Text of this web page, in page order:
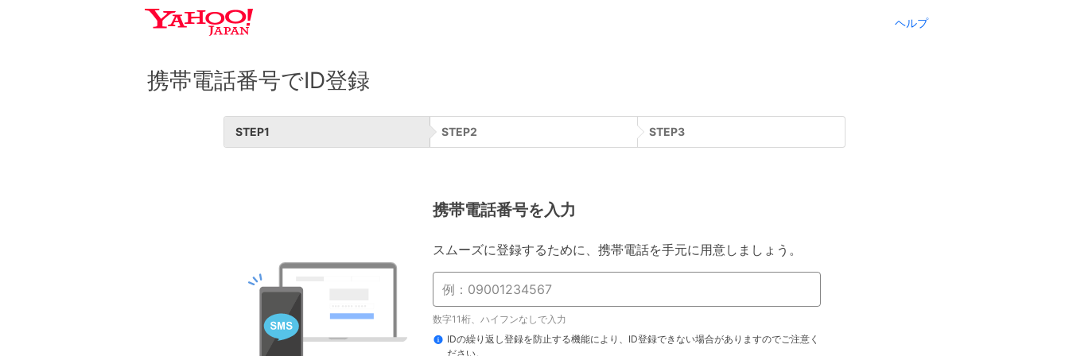
ヘルプ
携帯電話番号でID登録
STEP1 STEP2 STEP3
携帯電話番号を入力
スムーズに登録するために、携帯電話を手元に用意しましょう。
数字11桁、ハイフンなしで入力
IDの繰り返し登録を防止する機能により、ID登録できない場合がありますのでご注意く
ださい。